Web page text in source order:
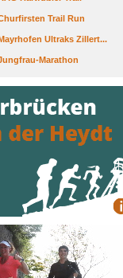
Trail Run
Ultraks Zillert...
Marathon